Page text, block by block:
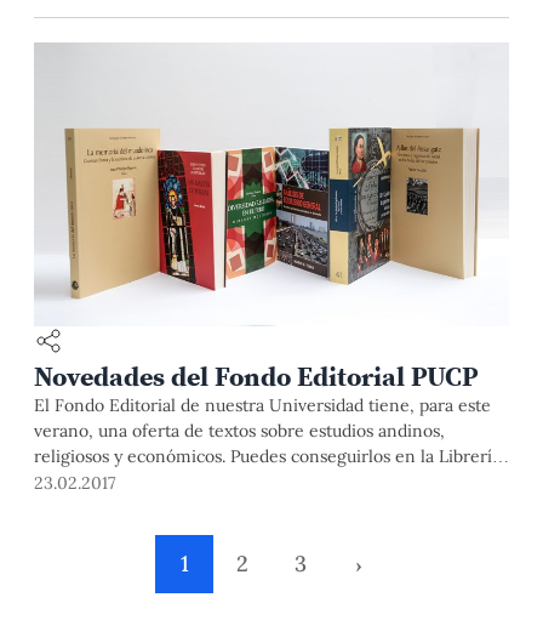
Novedades del Fondo Editorial PUCP
El Fondo Editorial de nuestra Universidad tiene, para este
verano, una oferta de textos sobre estudios andinos,
religiosos y económicos. Puedes conseguirlos en la Librería
PUCP. La comunidad universitaria tiene un 20% de
23.02.2017
1 2 3 ›